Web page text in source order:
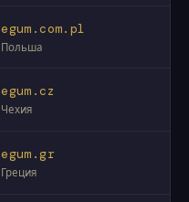
egum.com.pl
Польша
egum.cz
Чехия
egum.gr
Греция